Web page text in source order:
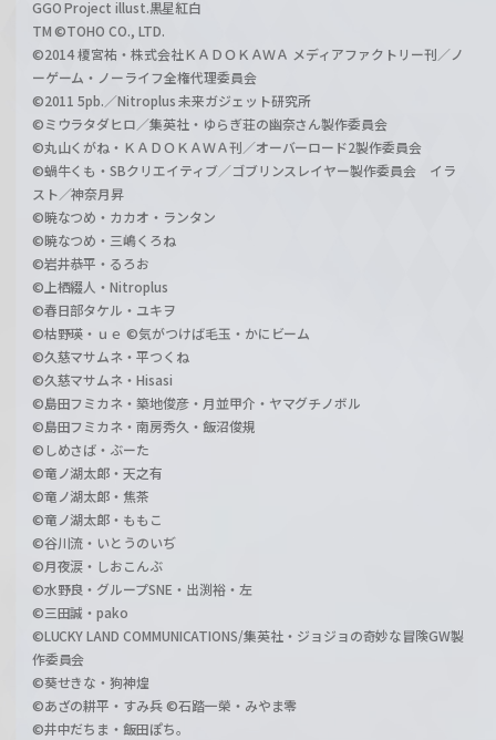
GGO Project illust.黒星紅白
TM ©TOHO CO., LTD.
©2014 榎宮祐・株式会社ＫＡＤＯＫＡＷＡ メディアファクトリー刊／ノ
ーゲーム・ノーライフ全権代理委員会
©2011 5pb.／Nitroplus 未来ガジェット研究所
©ミウラタダヒロ／集英社・ゆらぎ荘の幽奈さん製作委員会
©丸山くがね・ＫＡＤＯＫＡＷＡ刊／オーバーロード2製作委員会
©蝸牛くも・SBクリエイティブ／ゴブリンスレイヤー製作委員会 イラ
スト／神奈月昇
©暁なつめ・カカオ・ランタン
©暁なつめ・三嶋くろね
©岩井恭平・るろお
©上栖綴人・Nitroplus
©春日部タケル・ユキヲ
©枯野瑛・ｕｅ ©気がつけば毛玉・かにビーム
©久慈マサムネ・平つくね
©久慈マサムネ・Hisasi
©島田フミカネ・築地俊彦・月並甲介・ヤマグチノボル
©島田フミカネ・南房秀久・飯沼俊規
©しめさば・ぶーた
©竜ノ湖太郎・天之有
©竜ノ湖太郎・焦茶
©竜ノ湖太郎・ももこ
©谷川流・いとうのいぢ
©月夜涙・しおこんぶ
©水野良・グループSNE・出渕裕・左
©三田誠・pako
©LUCKY LAND COMMUNICATIONS/集英社・ジョジョの奇妙な冒険GW製
作委員会
©葵せきな・狗神煌
©あざの耕平・すみ兵 ©石踏一榮・みやま零
©井中だちま・飯田ぽち。